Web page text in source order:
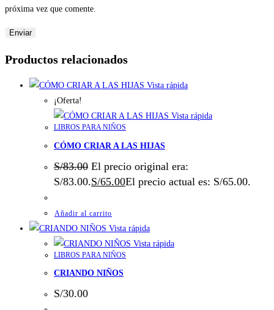
próxima vez que comente.
Productos relacionados
Vista rápida
¡Oferta!
Vista rápida
LIBROS PARA NIÑOS
CÓMO CRIAR A LAS HIJAS
S/83.00 El precio original era:
S/83.00.S/65.00El precio actual es: S/65.00.
Añadir al carrito
Vista rápida
Vista rápida
LIBROS PARA NIÑOS
CRIANDO NIÑOS
S/30.00